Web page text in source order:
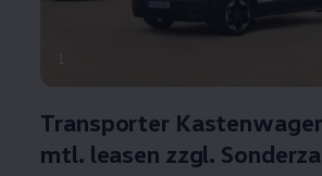
Transporter
mtl. leasen zzgl.